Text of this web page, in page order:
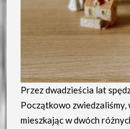
Przez dwadzieścia lat
Początkowo
mieszkając w dwóch